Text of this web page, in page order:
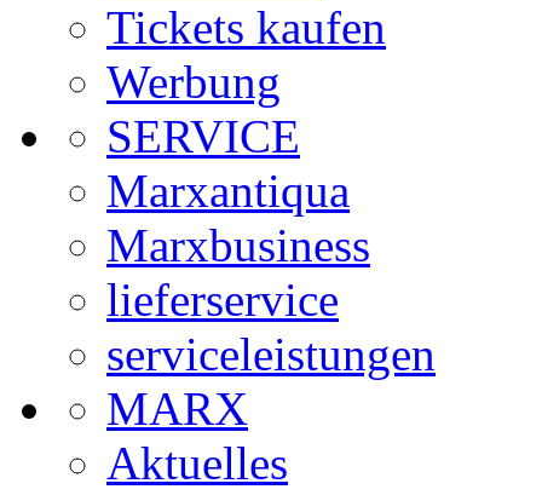
Tickets kaufen
Werbung
SERVICE
Marxantiqua
Marxbusiness
lieferservice
serviceleistungen
MARX
Aktuelles